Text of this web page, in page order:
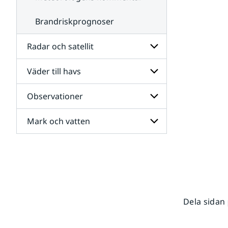
Brandriskprognoser
Radar och satellit
Undersidor
för
Radar
och
satellit
Väder till havs
Undersidor
för
Väder
till
havs
Observationer
Undersidor
för
Mark och vatten
Dela sidan